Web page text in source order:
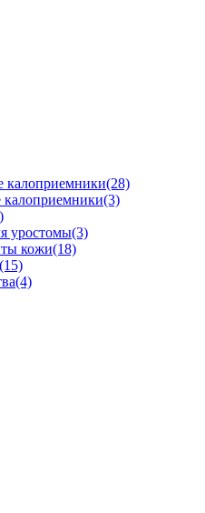
калоприемники(28)
(3)
уростомы(3)
кожи(18)
(15)
(4)